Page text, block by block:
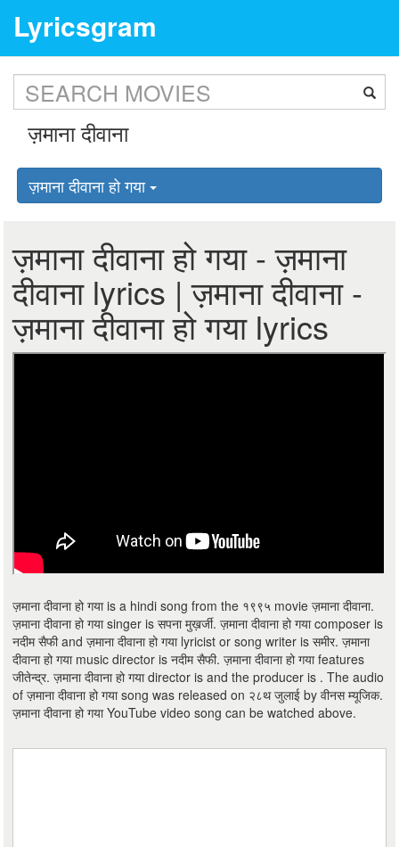
Lyricsgram
ज़माना दीवाना हो गया
ज़माना दीवाना हो गया - ज़माना
दीवाना lyrics | ज़माना दीवाना -
ज़माना दीवाना हो गया lyrics
ज़माना दीवाना हो गया is a hindi song from the १९९५ movie ज़माना दीवाना.
ज़माना दीवाना हो गया singer is सपना मुख़र्जी. ज़माना दीवाना हो गया composer is
नदीम सैफी and ज़माना दीवाना हो गया lyricist or song writer is समीर. ज़माना
दीवाना हो गया music director is नदीम सैफी. ज़माना दीवाना हो गया features
जीतेन्द्र. ज़माना दीवाना हो गया director is and the producer is . The audio
of ज़माना दीवाना हो गया song was released on २८थ जुलाई by वीनस म्यूजिक.
ज़माना दीवाना हो गया YouTube video song can be watched above.